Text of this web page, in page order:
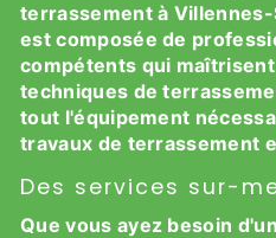
terrassement à
est composée de
compétents qui
techniques de
tout l'équipement
travaux de terrassement
Des services sur-
Que vous ayez besoin